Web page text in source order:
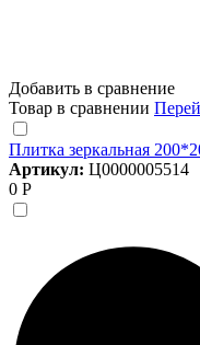
Добавить в сравнение
Товар в сравнении
Плитка зеркальная
Артикул: Ц0000005514
0 Р